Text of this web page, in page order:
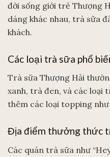
đời sống giới trẻ Thượng
dáng khác nhau, trà sữa
khách.
Các loại trà sữa phổ
Trà sữa Thượng Hải
xanh, trà đen, và các loại
thêm các loại topping
Địa điểm thưởng thức
Các quán trà sữa như